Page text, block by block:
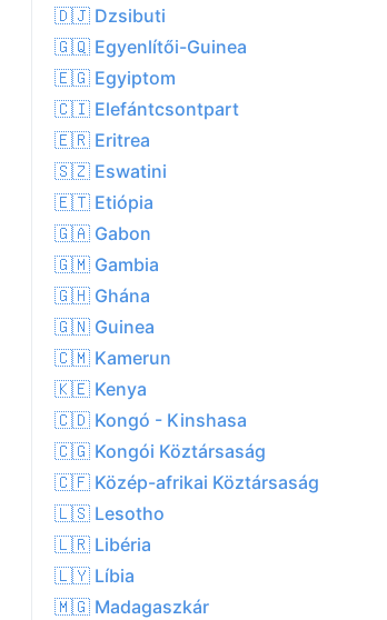
V 2. aug.
🇩🇯 Dzsibuti
🇬🇶 Egyenlítői-Guinea
🇪🇬 Egyiptom
🇨🇮 Elefántcsontpart
🇪🇷 Eritrea
🇸🇿 Eswatini
🇪🇹 Etiópia
🇬🇦 Gabon
🇬🇲 Gambia
🇬🇭 Ghána
🇬🇳 Guinea
🇨🇲 Kamerun
🇰🇪 Kenya
🇨🇩 Kongó - Kinshasa
🇨🇬 Kongói Köztársaság
🇨🇫 Közép-afrikai Köztársaság
🇱🇸 Lesotho
🇱🇷 Libéria
🇱🇾 Líbia
🇲🇬 Madagaszkár